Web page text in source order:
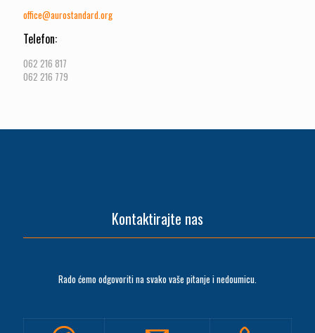
office@aurostandard.org
Telefon:
062 216 817
062 216 779
Kontaktirajte nas
Rado ćemo odgovoriti na svako vaše pitanje i nedoumicu.